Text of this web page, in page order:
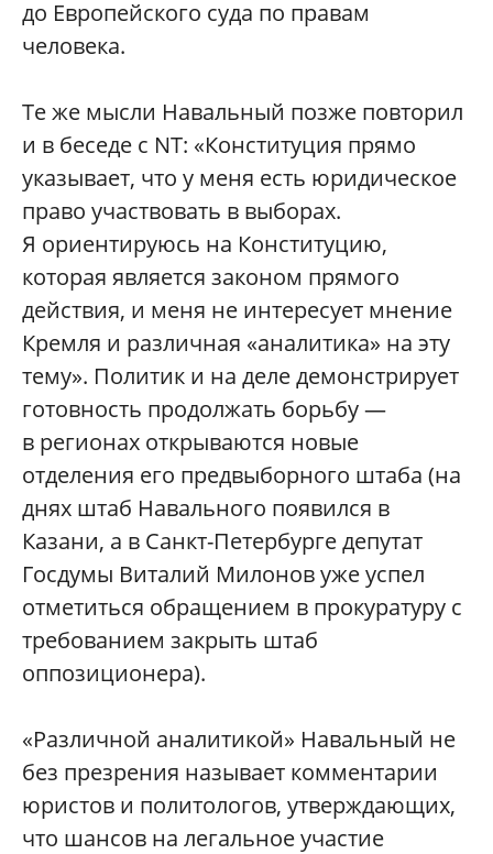
до Европейского суда по правам
человека.
Те же мысли Навальный позже повторил
и в беседе с NT: «Конституция прямо
указывает, что у меня есть юридическое
право участвовать в выборах.
Я ориентируюсь на Конституцию,
которая является законом прямого
действия, и меня не интересует мнение
Кремля и различная «аналитика» на эту
тему». Политик и на деле демонстрирует
готовность продолжать борьбу —
в регионах открываются новые
отделения его предвыборного штаба (на
днях штаб Навального появился в
Казани, а в Санкт-Петербурге депутат
Госдумы Виталий Милонов уже успел
отметиться обращением в прокуратуру с
требованием закрыть штаб
оппозиционера).
«Различной аналитикой» Навальный не
без презрения называет комментарии
юристов и политологов, утверждающих,
что шансов на легальное участие